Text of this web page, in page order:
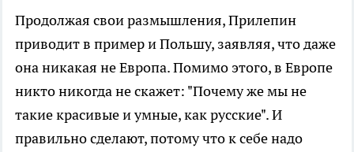
Продолжая свои размышления, Прилепин
приводит в пример и Польшу, заявляя, что даже
она никакая не Европа. Помимо этого, в Европе
никто никогда не скажет: "Почему же мы не
такие красивые и умные, как русские". И
правильно сделают, потому что к себе надо